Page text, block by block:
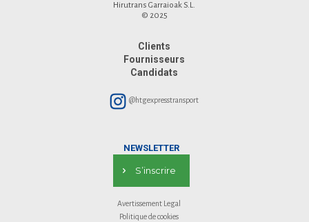
Hirutrans Garraioak S.L.
© 2025
Clients
Fournisseurs
Candidats
@htgexpresstransport
NEWSLETTER
S’inscrire
Avertissement Legal
Politique de cookies